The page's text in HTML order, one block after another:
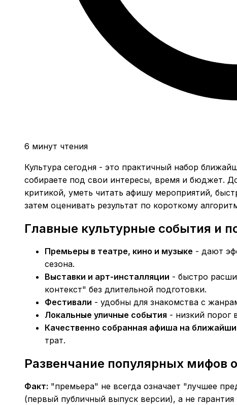
6 минут чтения
Культура сегодня - это практичный набор
собираете под свои интересы, время и бюджет.
критикой, уметь читать афишу мероприятий,
затем оценивать результат по короткому
Главные культурные события и
Премьеры в театре, кино и музыке - дают
сезона.
Выставки и арт-инсталляции - быстро
контекст" без длительной подготовки.
Фестивали - удобны для знакомства с
Локальные уличные события - низкий порог
Качественно собранная афиша на
трат.
Развенчание популярных мифов
Факт: "премьера" не всегда означает "лучшее
(первый публичный выпуск версии), а не